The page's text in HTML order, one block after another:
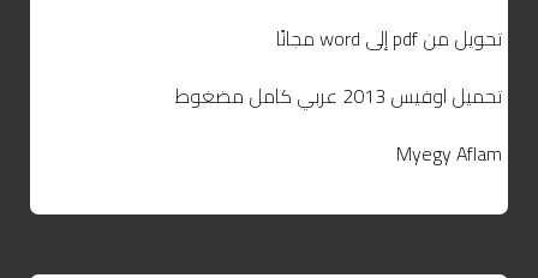
تحويل من pdf إلى word مجانًا
تحميل اوفيس 2013 عربي كامل مضغوط
Myegy Aflam